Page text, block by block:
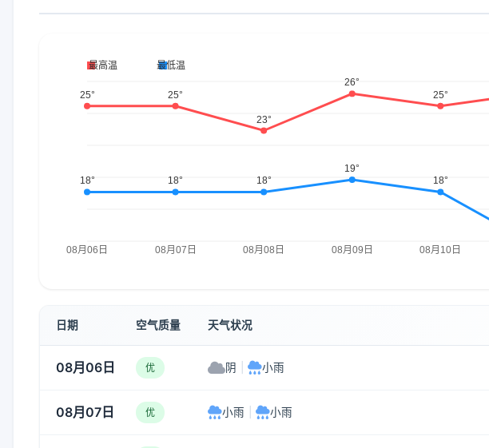
日期 空气质量 天气状况
08月06日 优 阴 小雨
08月07日 优 小雨 小雨